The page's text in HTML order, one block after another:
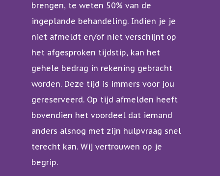
brengen, te weten 50% van de
ingeplande behandeling. Indien je je
niet afmeldt en/of niet verschijnt op
het afgesproken tijdstip, kan het
gehele bedrag in rekening gebracht
worden. Deze tijd is immers voor jou
gereserveerd. Op tijd afmelden heeft
bovendien het voordeel dat iemand
anders alsnog met zijn hulpvraag snel
terecht kan. Wij vertrouwen op je
begrip.